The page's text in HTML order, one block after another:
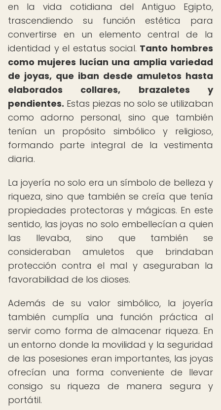
en la vida cotidiana del Antiguo Egipto,
trascendiendo su función estética para
convertirse en un elemento central de la
identidad y el estatus social. Tanto hombres
como mujeres lucían una amplia variedad
de joyas, que iban desde amuletos hasta
elaborados collares, brazaletes y
pendientes. Estas piezas no solo se utilizaban
como adorno personal, sino que también
tenían un propósito simbólico y religioso,
formando parte integral de la vestimenta
diaria.
La joyería no solo era un símbolo de belleza y
riqueza, sino que también se creía que tenía
propiedades protectoras y mágicas. En este
sentido, las joyas no solo embellecían a quien
las llevaba, sino que también se
consideraban amuletos que brindaban
protección contra el mal y aseguraban la
favorabilidad de los dioses.
Además de su valor simbólico, la joyería
también cumplía una función práctica al
servir como forma de almacenar riqueza. En
un entorno donde la movilidad y la seguridad
de las posesiones eran importantes, las joyas
ofrecían una forma conveniente de llevar
consigo su riqueza de manera segura y
portátil.